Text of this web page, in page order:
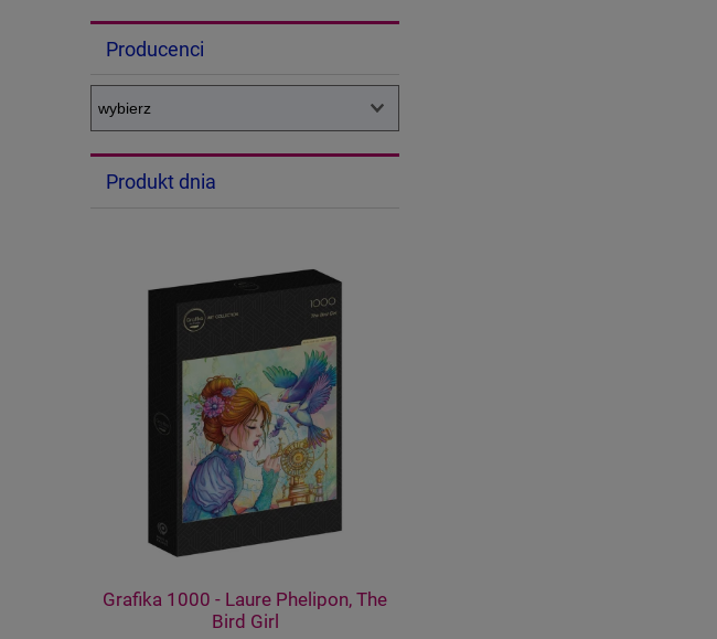
Producenci
Produkt dnia
Grafika 1000 - Laure Phelipon, The
Bird Girl